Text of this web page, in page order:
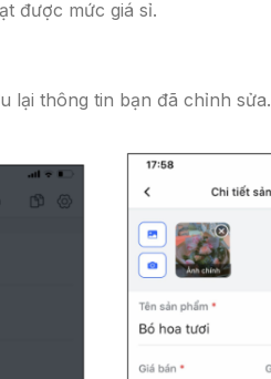
được mức giá sỉ.
lại thông tin bạn đã chỉnh sửa.